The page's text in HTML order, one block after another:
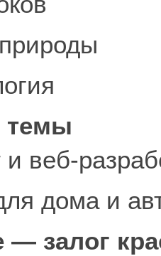
веб-
дома и
— залог